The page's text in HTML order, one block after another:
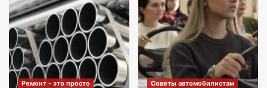
Ремонт - это просто Советы автомобилистам